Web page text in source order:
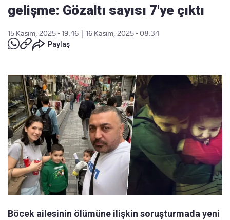
gelişme: Gözaltı sayısı 7'ye çıktı
15 Kasım, 2025 - 19:46
16 Kasım, 2025 - 08:34
Paylaş
Böcek ailesinin ölümüne ilişkin soruşturmada yeni